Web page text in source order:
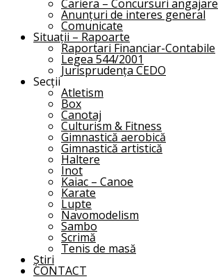
Cariera – Concursuri angajare
Anunțuri de interes general
Comunicate
Situații – Rapoarte
Raportari Financiar-Contabile
Legea 544/2001
Jurisprudența CEDO
Secții
Atletism
Box
Canotaj
Culturism & Fitness
Gimnastică aerobică
Gimnastică artistică
Haltere
Inot
Kaiac – Canoe
Karate
Lupte
Navomodelism
Sambo
Scrimă
Tenis de masă
Știri
CONTACT